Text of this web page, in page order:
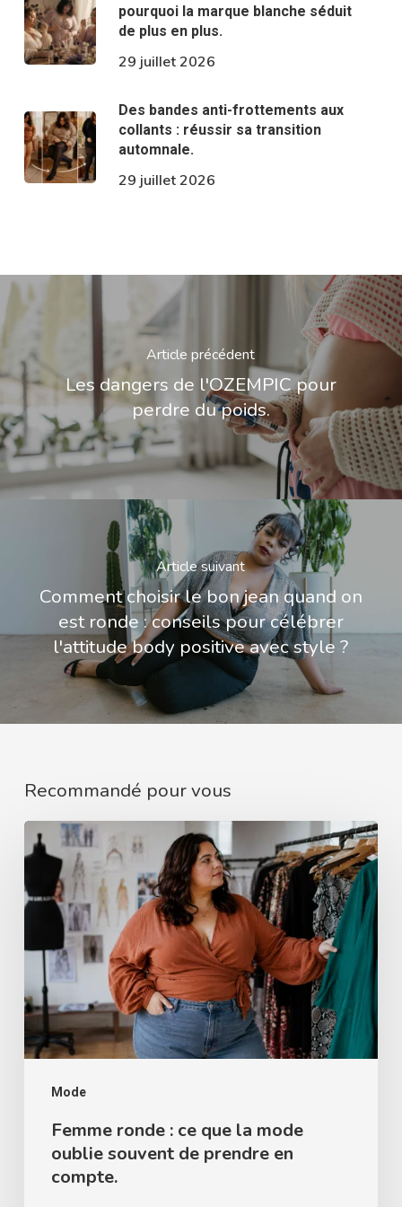
pourquoi la marque blanche séduit
de plus en plus.
29 juillet 2026
Des bandes anti-frottements aux
collants : réussir sa transition
automnale.
29 juillet 2026
Article précédent
Les dangers de l'OZEMPIC pour
perdre du poids.
Article suivant
Comment choisir le bon jean quand on
est ronde : conseils pour célébrer
l'attitude body positive avec style ?
Recommandé pour vous
Mode
Femme
ronde
:
que
mode
oublie
souvent
prendre
compte.
Femme ronde : ce que la mode
oublie souvent de prendre en
compte.